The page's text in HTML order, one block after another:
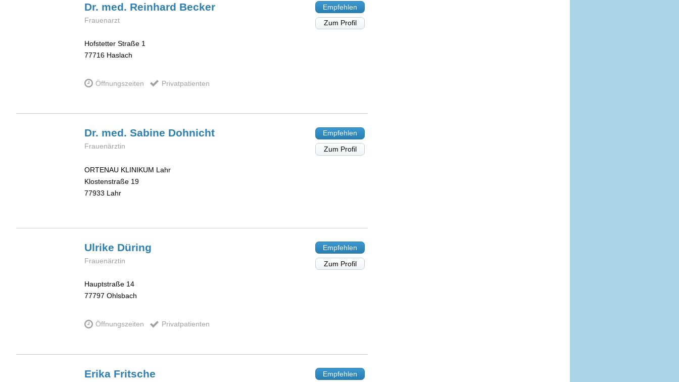
Dr. med. Reinhard Becker
Frauenarzt
Hofstetter Straße 1
77716 Haslach
Öffnungszeiten Privatpatienten
Empfehlen
Zum Profil
Dr. med. Sabine Dohnicht
Frauenärztin
ORTENAU KLINIKUM Lahr
Klostenstraße 19
77933 Lahr
Empfehlen
Zum Profil
Ulrike Düring
Frauenärztin
Hauptstraße 14
77797 Ohlsbach
Öffnungszeiten Privatpatienten
Empfehlen
Zum Profil
Erika Fritsche
Empfehlen